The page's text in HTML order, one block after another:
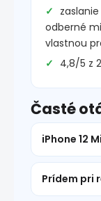
odberné
vlastnou
4,8/5 z
Časté
iPhone 12
Prídem pri